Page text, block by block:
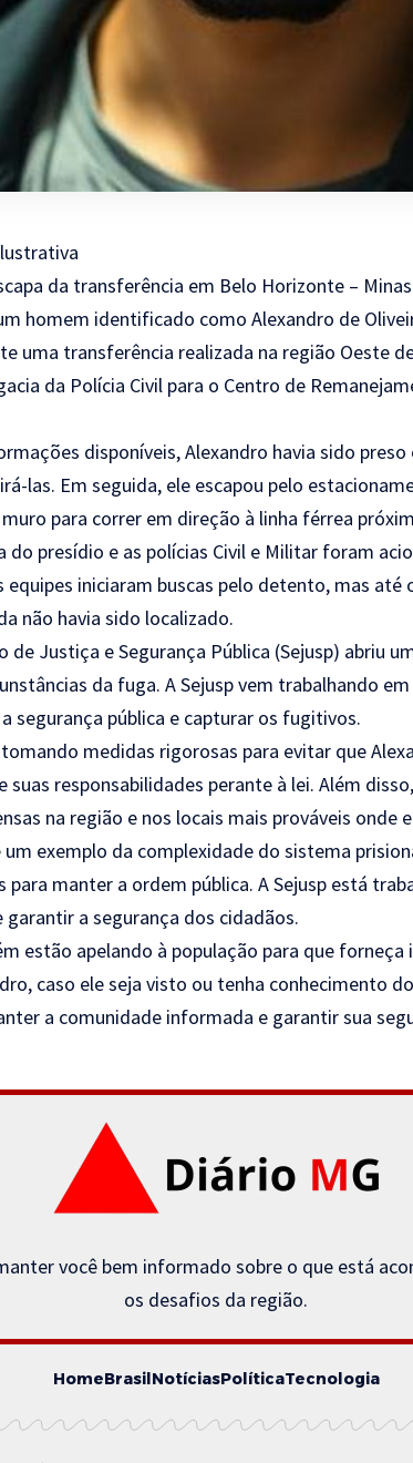
da transferência em Belo Horizonte –
homem identificado como Alexandro de
uma transferência realizada na região Oeste
da Polícia Civil para o Centro de
disponíveis, Alexandro havia sido
las. Em seguida, ele escapou pelo
para correr em direção à linha férrea
do presídio e as polícias Civil e Militar foram
equipes iniciaram buscas pelo detento, mas
não havia sido localizado.
de Justiça e Segurança Pública (Sejusp) abriu
da fuga. A Sejusp vem trabalhando
segurança pública e capturar os fugitivos.
medidas rigorosas para evitar que
suas responsabilidades perante à lei. Além
na região e nos locais mais prováveis onde
um exemplo da complexidade do sistema
manter a ordem pública. A Sejusp está
garantir a segurança dos cidadãos.
estão apelando à população para que
caso ele seja visto ou tenha conhecimento
a comunidade informada e garantir sua
você bem informado sobre o que está
os desafios da região.
HomeBrasilNotíciasPolíticaTecnologia